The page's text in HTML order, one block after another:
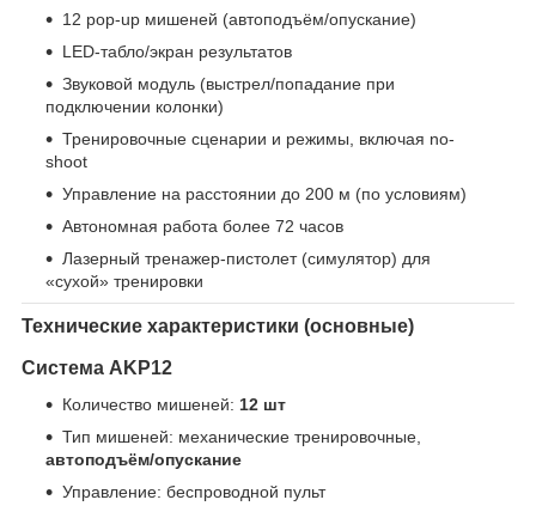
12 pop-up мишеней (автоподъём/опускание)
LED-табло/экран результатов
Звуковой модуль (выстрел/попадание при
подключении колонки)
Тренировочные сценарии и режимы, включая no-
shoot
Управление на расстоянии до 200 м (по условиям)
Автономная работа более 72 часов
Лазерный тренажер-пистолет (симулятор) для
«сухой» тренировки
Технические характеристики (основные)
Система AKP12
Количество мишеней: 12 шт
Тип мишеней: механические тренировочные,
автоподъём/опускание
Управление: беспроводной пульт